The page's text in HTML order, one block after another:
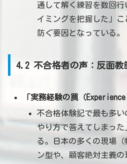
通して解く練習を数回
イミングを把握した」
防ぐ要因となっている。
4.2 不合格者の声：反面教
「実務経験の罠（Experience
不合格体験記で最も多
やり方で答えてしまっ
る。日本の多くの現場
ン型や、顧客絶対主義の